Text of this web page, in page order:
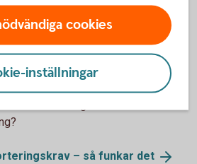
– så funkar det
cookies
inställningar